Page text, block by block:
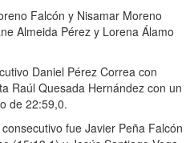
Falcón y Nisamar Moreno
Almeida Pérez y Lorena Álamo
Daniel Pérez Correa con
Raúl Quesada Hernández con un
de 22:59,0.
fue Javier Peña Falcón